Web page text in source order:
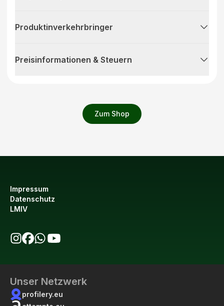
Zum Shop
Produktinverkehrbringer
Preisinformationen & Steuern
Impressum
Datenschutz
LMIV
Unser Netzwerk
profilery.eu